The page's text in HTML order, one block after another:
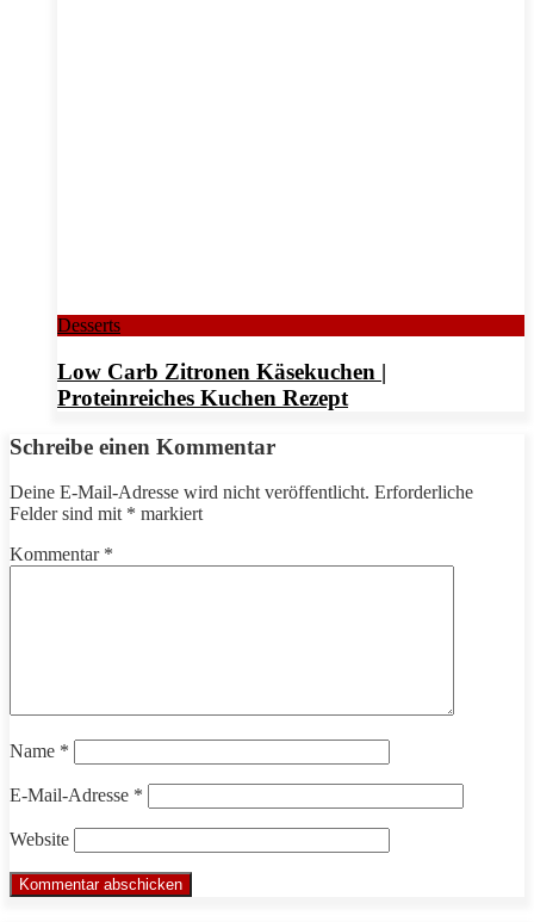
Desserts
Low Carb Zitronen Käsekuchen |
Proteinreiches Kuchen Rezept
Schreibe einen Kommentar
Deine E-Mail-Adresse wird nicht veröffentlicht. Erforderliche
Felder sind mit * markiert
Kommentar *
Name *
E-Mail-Adresse *
Website